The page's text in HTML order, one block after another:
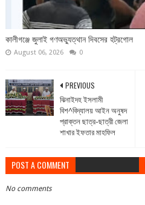
কালীগঞ্জে জুলাই গণঅভ্যুত্থান দিবসের হট্রগোল
August 06, 2026 0
PREVIOUS
ঝিনাইদহ ইসলামী
বিশ^বিদ্যালয় আইন অনুষদ
প্রাক্তন ছাত্র-ছাত্রী জেলা
শাখার ইফতার মাহফিল
POST A COMMENT
No comments